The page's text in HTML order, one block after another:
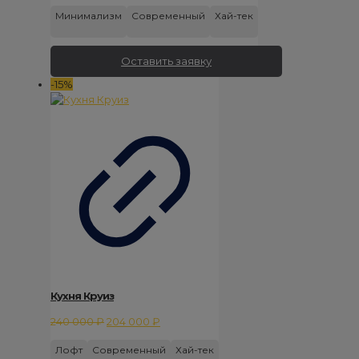
составляла
000 ₽.
172
Минимализм Современный Хай-тек
Оставить заявку
-15%
Кухня Круиз
240 000₽Первоначальная
составляла
204 000 ₽
204
Лофт Современный Хай-тек